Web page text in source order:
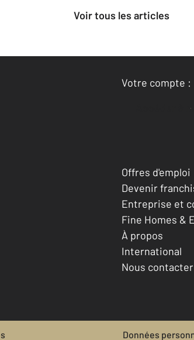
Voir tous les articles
Votre compte :
Accéder à
Offres d'emploi
Devenir
Entreprise et
Fine Homes &
À propos
International
Nous contacter
Données